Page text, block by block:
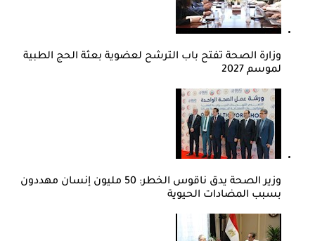
وزارة الصحة تفتح باب الترشح لعضوية بعثة الحج الطبية
لموسم 2027
وزير الصحة يدق ناقوس الخطر: 50 مليون إنسان مهددون
بسبب المضادات الحيوية